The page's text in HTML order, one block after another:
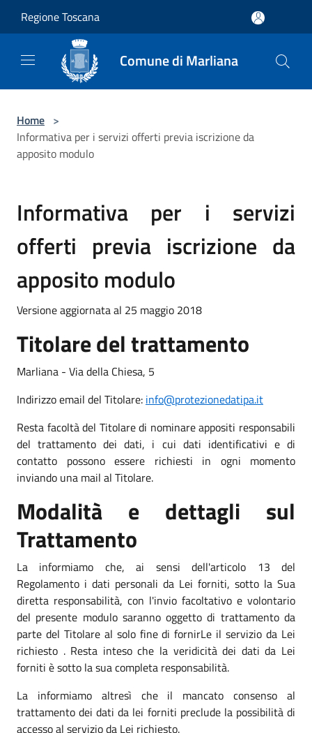
Regione Toscana
Comune di Marliana
Home >
Informativa per i servizi offerti previa iscrizione da
apposito modulo
Informativa per i servizi
offerti previa iscrizione da
apposito modulo
Versione aggiornata al 25 maggio 2018
Titolare del trattamento
Marliana - Via della Chiesa, 5
Indirizzo email del Titolare: info@protezionedatipa.it
Resta facoltà del Titolare di nominare appositi responsabili
del trattamento dei dati, i cui dati identificativi e di
contatto possono essere richiesti in ogni momento
inviando una mail al Titolare.
Modalità e dettagli sul
Trattamento
La informiamo che, ai sensi dell'articolo 13 del
Regolamento i dati personali da Lei forniti, sotto la Sua
diretta responsabilità, con l'invio facoltativo e volontario
del presente modulo saranno oggetto di trattamento da
parte del Titolare al solo fine di fornirLe il servizio da Lei
richiesto . Resta inteso che la veridicità dei dati da Lei
forniti è sotto la sua completa responsabilità.
La informiamo altresì che il mancato consenso al
trattamento dei dati da lei forniti preclude la possibilità di
accesso al servizio da Lei richiesto.